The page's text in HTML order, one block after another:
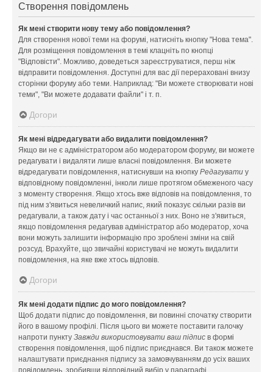
Створення повідомлень
Як мені створити нову тему або повідомлення?
Для створення нової теми на форумі, натисніть кнопку "Нова тема".
Для розміщення повідомлення в темі клацніть по кнопці
"Відповісти". Можливо, доведеться зареєструватися, перш ніж
відправити повідомлення. Доступні для вас дії перераховані внизу
сторінки форуму або теми. Наприклад: "Ви можете створювати нові
теми", "Ви можете додавати файли" і т. п.
Догори
Як мені відредагувати або видалити повідомлення?
Якщо ви не є адміністратором або модератором форуму, ви можете
редагувати і видаляти лише власні повідомлення. Ви можете
відредагувати повідомлення, натиснувши на кнопку Редагувати у
відповідному повідомленні, інколи лише протягом обмеженого часу
з моменту створення. Якщо хтось вже відповів на повідомлення, то
під ним з'явиться невеличкий напис, який показує скільки разів ви
редагували, а також дату і час останньої з них. Воно не з'явиться,
якщо повідомлення редагував адміністратор або модератор, хоча
вони можуть залишити інформацію про зроблені зміни на свій
розсуд. Врахуйте, що звичайні користувачі не можуть видалити
повідомлення, на яке вже хтось відповів.
Догори
Як мені додати підпис до мого повідомлення?
Щоб додати підпис до повідомлення, ви повинні спочатку створити
його в вашому профілі. Після цього ви можете поставити галочку
напроти пункту Завжди використовувати ваш підпис в формі
створення повідомлення, щоб підпис приєднався. Ви також можете
налаштувати приєднання підпису за замовчуванням до усіх ваших
повідомлень, зробивши відповідний вибір у параграфі